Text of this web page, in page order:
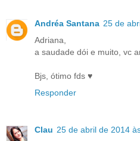
Andréa Santana 25 de
Adriana,
a saudade dói e muito, vc
Bjs, ótimo fds ♥
Responder
Clau 25 de abril de 2014